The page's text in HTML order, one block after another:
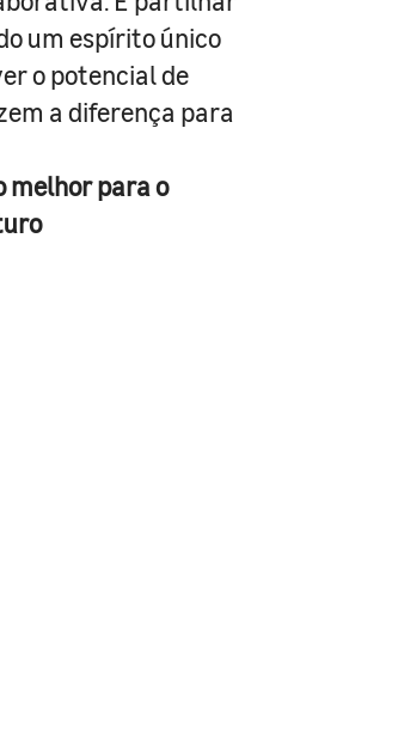
um espírito único
o potencial de
a diferença para
melhor para o